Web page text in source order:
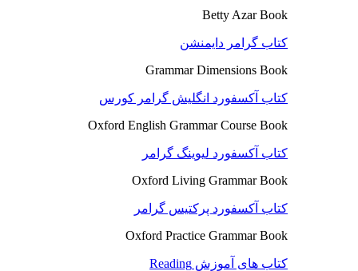
Betty Azar Book
کتاب گرامر دایمنشن
Grammar Dimensions Book
کتاب آکسفورد انگلیش گرامر کورس
Oxford English Grammar Course Book
کتاب آکسفورد لیوینگ گرامر
Oxford Living Grammar Book
کتاب آکسفورد پرکتیس گرامر
Oxford Practice Grammar Book
کتاب های آموزش Reading